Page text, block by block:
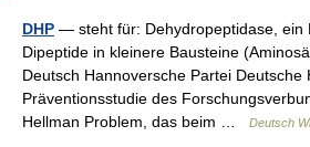
DHP — steht für: Dehydropeptidase, ein
Dipeptide in kleinere Bausteine
Deutsch Hannoversche Partei Deutsche
Präventionsstudie des
Hellman Problem, das beim …
Deutsch